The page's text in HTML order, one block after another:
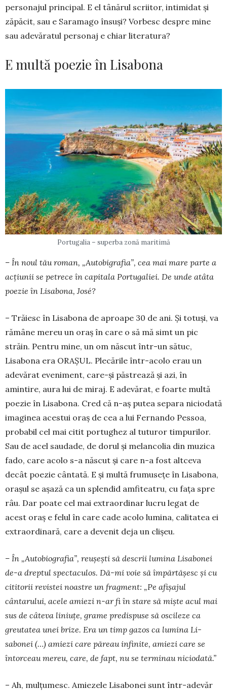
personajul prin­cipal. E el tânărul scriitor, intimidat și
zăpăcit, sau e Saramago însuși? Vorbesc despre mine
sau ade­văratul personaj e chiar literatura?
E multă poezie în Lisabona
Portugalia – superba zonă maritimă
– În noul tău roman, „Autobigrafia”, cea mai mare parte a
acțiunii se petrece în capitala Por­tugaliei. De unde atâta
poezie în Lisabona, José?
– Trăiesc în Lisabona de aproape 30 de ani. Și totuși, va
rămâne mereu un oraș în care o să mă simt un pic
străin. Pentru mine, un om născut în­tr-un sătuc,
Lisabona era ORAȘUL. Plecările în­tr-acolo erau un
adevărat eveniment, care-și păs­trea­­ză și azi, în
amintire, aura lui de miraj. E ade­vărat, e foarte multă
poezie în Lisabona. Cred că n-aș putea separa niciodată
imaginea acestui oraș de cea a lui Fernando Pessoa,
probabil cel mai citit por­tughez al tuturor timpurilor.
Sau de acel sau­dade, de dorul și melancolia din muzica
fado, care acolo s-a născut și care n-a fost altceva
decât po­e­zie cântată. E și multă frumusețe în Lisabona,
ora­șul se așază ca un splendid amfiteatru, cu fața spre
râu. Dar poate cel mai extraordinar lucru le­gat de
acest oraș e felul în care cade acolo lumina, cali­tatea ei
extraordinară, care a devenit deja un clișeu.
– În „Autobiografia”, reușești să descrii lu­mina Lisa­bo­nei
de-a dreptul spectaculos. Dă-mi voie să îm­părtășesc și cu
cititorii revistei noastre un frag­ment: „Pe afișajul
cântarului, acele a­miezi n-ar fi în stare să miște acul mai
sus de câ­teva li­niu­țe, gra­me predispuse să oscileze ca
greu­tatea unei bri­ze. Era un timp gazos ca lumina Li­
sabonei (…) amiezi care păreau infinite, amiezi ca­re se
întor­ceau mereu, care, de fapt, nu se ter­mi­nau nicio­dată.”
– Ah, mulțumesc. Amiezele Lisabonei sunt în­tr-adevăr